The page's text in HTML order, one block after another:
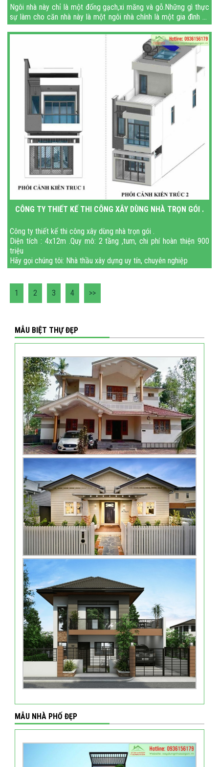
Ngôi nhà này chỉ là một đống gạch,xi măng và gỗ.Những gì thực
sự làm cho căn nhà này là một ngôi nhà chính là một gia đình và
bạn đã có một gia đình hoàn hảo.Chúc
CÔNG TY THIẾT KẾ THI CÔNG XÂY DÙNG NHÀ TRỌN GÓI .
Công ty thiết kế thi công xây dùng nhà trọn gói .
Diện tích : 4x12m .Quy mô: 2 tầng ,tum, chi phí hoàn thiện 900
triệu
Hãy gọi chúng tôi: Nhà thầu xây dựng uy tín, chuyên nghiệp
Cam kết thi công đúng tiến độ để đảm bảo k
1 2 3 4 >>
MẪU BIỆT THỰ ĐẸP
MẪU NHÀ PHỐ ĐẸP